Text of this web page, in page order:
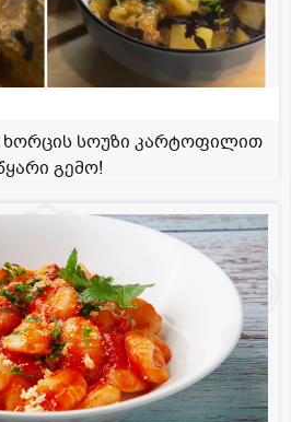
ხორცის სოუზი კარტოფილით
გემო!